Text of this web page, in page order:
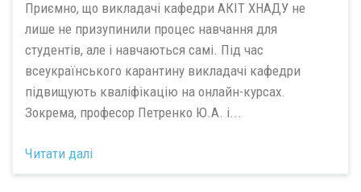
Приємно, що викладачі кафедри АКІТ ХНАДУ не
лише не призупинили процес навчання для
студентів, але і навчаються самі. Під час
всеукраїнського карантину викладачі кафедри
підвищують кваліфікацію на онлайн-курсах.
Зокрема, професор Петренко Ю.А. і...
Читати далі